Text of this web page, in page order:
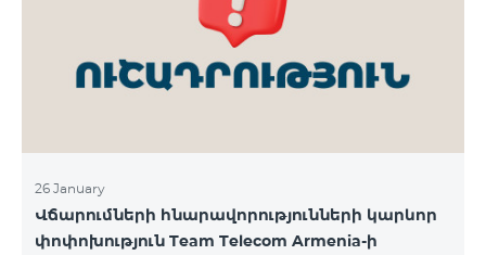
վճարահաշվարկային ընկերությունների կողմից
Team Telecom Armenia-ին առաջարկված
պայմանները ենթադրում էին ծառայությունների
26 January
Վճարումների հնարավորությունների կարևոր
փոփոխություն Team Telecom Armenia-ի